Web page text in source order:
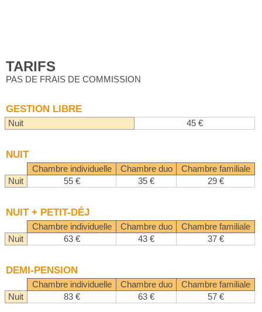
TARIFS
PAS DE FRAIS DE COMMISSION
GESTION LIBRE
Nuit 45 €
NUIT
Chambre individuelle Chambre duo
Chambre familiale
Nuit
55 € 35 € 29 €
NUIT + PETIT-DÉJ
Chambre individuelle Chambre duo
Chambre familiale
Nuit
63 € 43 € 37 €
DEMI-PENSION
Chambre individuelle Chambre duo
Chambre familiale
Nuit
83 € 63 € 57 €